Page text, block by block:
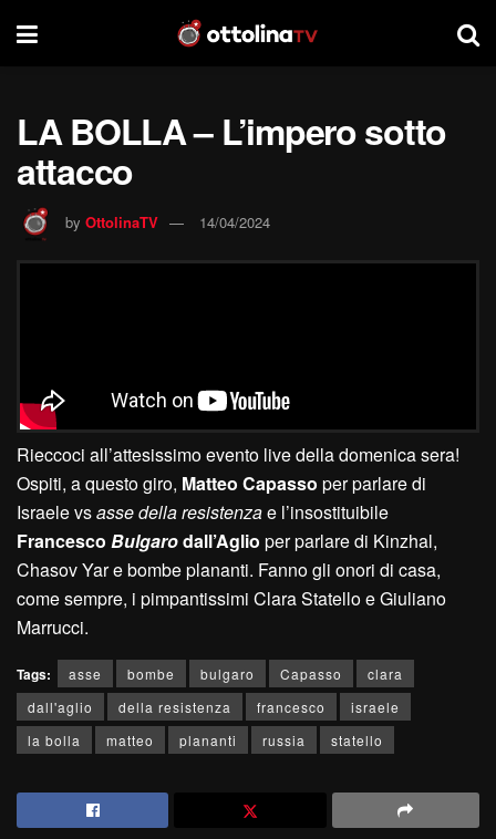
LA BOLLA – L’impero sotto
attacco
by OttolinaTV 14/04/2024
Rieccoci all’attesissimo evento live della domenica sera!
Ospiti, a questo giro, Matteo Capasso per parlare di
Israele vsasse della resistenzae l’insostituibile
Francesco Bulgarodall’Aglio per parlare di Kinzhal,
Chasov Yar e bombe plananti. Fanno gli onori di casa,
come sempre, i pimpantissimi Clara Statello e Giuliano
Marrucci.
Tags: asse bombe bulgaro Capasso
clara
dall'aglio
della resistenza francesco
israele
la bolla
matteo plananti russia statello